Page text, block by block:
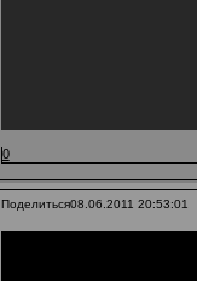
0
Поделиться08.06.2011 20:53:01